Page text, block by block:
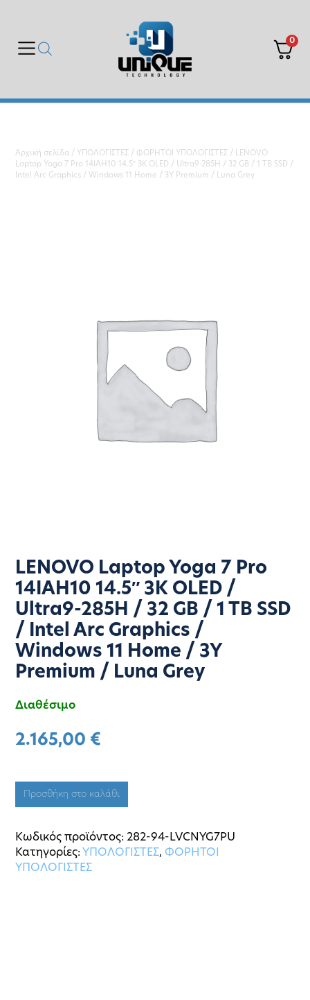
0
Αρχική σελίδα / ΥΠΟΛΟΓΙΣΤΕΣ / ΦΟΡΗΤΟΙ ΥΠΟΛΟΓΙΣΤΕΣ / LENOVO
Laptop Yoga 7 Pro 14IAH10 14.5″ 3K OLED / Ultra9-285H / 32 GB / 1 TB SSD /
Intel Arc Graphics / Windows 11 Home / 3Y Premium / Luna Grey
LENOVO Laptop Yoga 7 Pro
14IAH10 14.5″ 3K OLED /
Ultra9-285H / 32 GB / 1 TB SSD
/ Intel Arc Graphics /
Windows 11 Home / 3Y
Premium / Luna Grey
Διαθέσιμο
2.165,00 €
Προσθήκη στο καλάθι
Κωδικός προϊόντος:282-94-LVCNYG7PU
Κατηγορίες: ΥΠΟΛΟΓΙΣΤΕΣ, ΦΟΡΗΤΟΙ
ΥΠΟΛΟΓΙΣΤΕΣ